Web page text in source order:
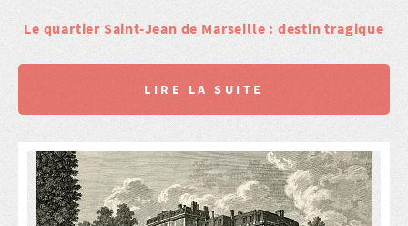
Le quartier Saint-Jean de Marseille : destin tragique
LIRE LA SUITE